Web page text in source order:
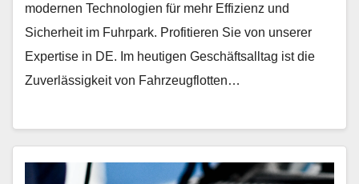
modernen Technologien für mehr Effizienz und
Sicherheit im Fuhrpark. Profitieren Sie von unserer
Expertise in DE. Im heutigen Geschäftsalltag ist die
Zuverlässigkeit von Fahrzeugflotten…